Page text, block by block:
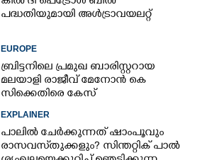
പദ്ധതിയുമായി അൾട്രാവയലറ്റ്
EUROPE
ബ്രിട്ടനിലെ പ്രമുഖ ബാരിസ്റ്ററായ
മലയാളി രാജീവ് മേനോൻ കെ
സിക്കെതിരെ കേസ്
EXPLAINER
പാലിൽ ചേർക്കുന്നത് ഷാംപൂവും
രാസവസ്‌തുക്കളും? സിന്തറ്റിക് പാൽ